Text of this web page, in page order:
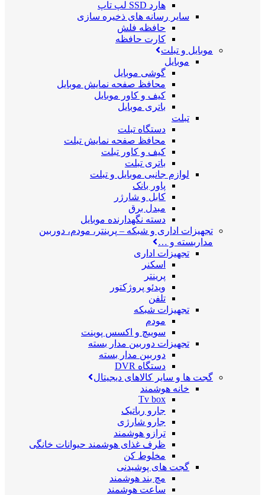
هارد SSD لپ تاپ
سایر رسانه های ذخیره سازی
حافظه فلش
کارت حافظه
موبایل و تبلت
موبایل
گوشی موبایل
محافظ صفحه نمایش موبایل
کیف و کاور موبایل
باتری موبایل
تبلت
دستگاه تبلت
محافظ صفحه نمایش تبلت
کیف و کاور تبلت
باتری تبلت
لوازم جانبی موبایل و تبلت
پاور بانک
کابل و شارژر
مبدل برق
دسته نگهدارنده موبایل
تجهیزات اداری و شبکه – پرینتر، مودم، دوربین
مداربسته و …
تجهیزات اداری
اسکنر
پرینتر
ویدئو پروژکتور
تلفن
تجهیزات شبکه
مودم
سوییچ و اکسس پوینت
تجهیزات دوربین مدار بسته
دوربین مدار بسته
دستگاه DVR
گجت ها و سایر کالاهای دیجیتال
خانه هوشمند
Tv box
جارو رباتیک
جارو شارژی
ترازو هوشمند
ظرف غذای هوشمند حیوانات خانگی
مخلوط کن
گجت های پوشیدنی
مچ بند هوشمند
ساعت هوشمند